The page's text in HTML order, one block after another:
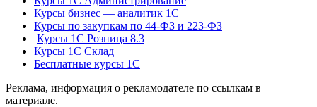
Курсы бизнес — аналитик 1С
Курсы по закупкам по 44‑ФЗ и 223‑ФЗ
Курсы 1С Розница 8.3
Курсы 1С Склад
Бесплатные курсы 1С
Реклама, информация о рекламодателе по ссылкам в
материале.